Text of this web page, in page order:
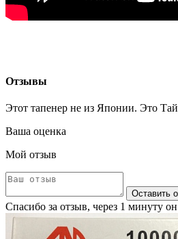
Отзывы
Этот тапенер не из Японии. Это
Ваша оценка
Мой отзыв
Оставить
Спасибо за отзыв, через 1 минуту